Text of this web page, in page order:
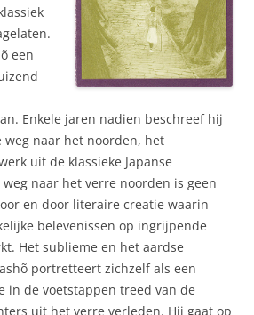
een
Enkele jaren nadien beschreef hij
weg naar het noorden, het
uit de klassieke Japanse
naar het verre noorden is geen
en door literaire creatie waarin
belevenissen op ingrijpende
Het sublieme en het aardse
portretteert zichzelf als een
in de voetstappen treed van de
uit het verre verleden. Hij gaat op